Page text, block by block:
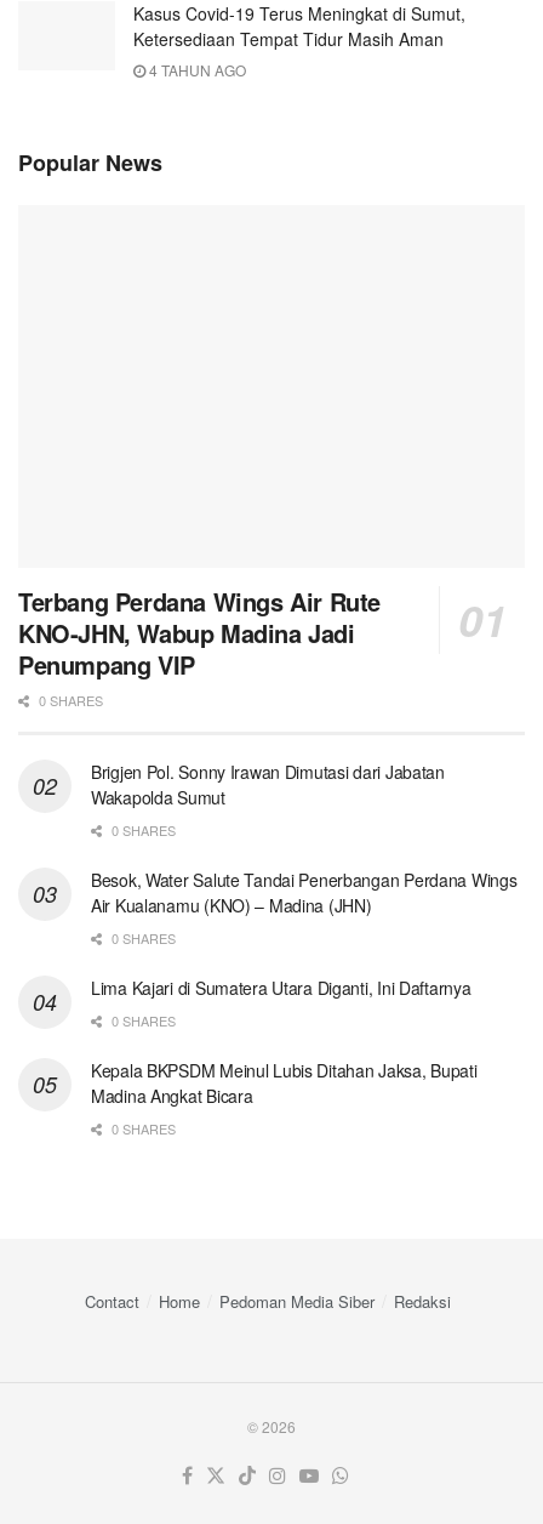
Kasus Covid-19 Terus Meningkat di Sumut,
Ketersediaan Tempat Tidur Masih Aman
4 TAHUN AGO
Popular News
Terbang Perdana Wings Air Rute
KNO-JHN, Wabup Madina Jadi
Penumpang VIP
0 SHARES
Brigjen Pol. Sonny Irawan Dimutasi dari Jabatan
Wakapolda Sumut
0 SHARES
Besok, Water Salute Tandai Penerbangan Perdana Wings
Air Kualanamu (KNO) – Madina (JHN)
0 SHARES
Lima Kajari di Sumatera Utara Diganti, Ini Daftarnya
0 SHARES
Kepala BKPSDM Meinul Lubis Ditahan Jaksa, Bupati
Madina Angkat Bicara
0 SHARES
Contact Home Pedoman Media Siber Redaksi
© 2026